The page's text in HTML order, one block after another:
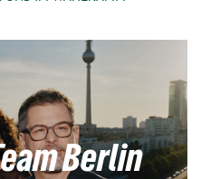
Berlin